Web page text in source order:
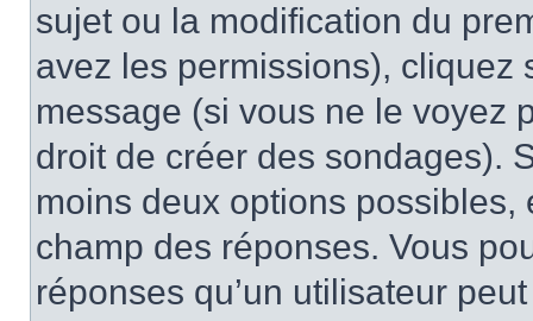
sujet ou la modification du
avez les permissions), cliquez
message (si vous ne le voyez
droit de créer des sondages).
moins deux options
champ des réponses. Vous
réponses qu’un utilisateur